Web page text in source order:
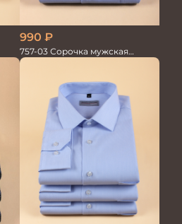
990 ₽
757-03 Сорочка мужская
кор.рукав